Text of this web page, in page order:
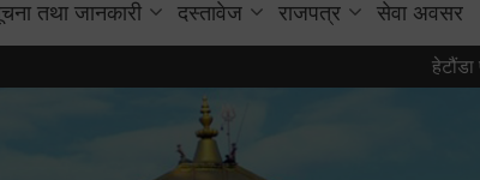
तथा जानकारी दस्तावेज राजपत्र सेवा अवसर
हेटौंडा पर्यटन